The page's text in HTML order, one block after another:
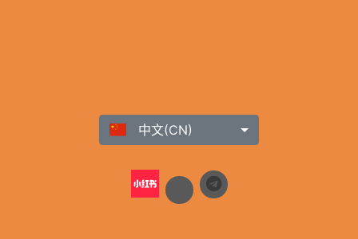
中文(CN)